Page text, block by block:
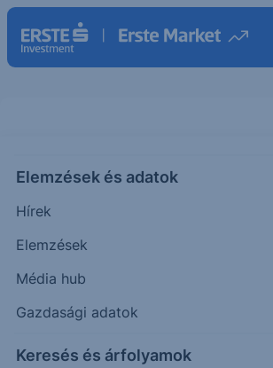
Elemzések és adatok
Hírek
Elemzések
Média hub
Gazdasági adatok
Keresés és árfolyamok
DUNAHOUSE(BÉT)
Duna House Holding Nyrt
1240 HUF
Időpont: 26.08.07. 09:49
Előző záró:
1240
Árfolyamértesítő rögzítése